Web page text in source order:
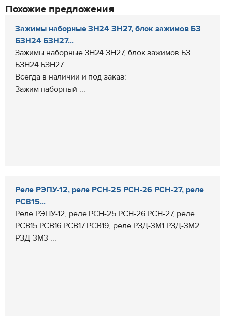
Похожие предложения
Зажимы наборные ЗН24 ЗН27, блок зажимов БЗ
БЗН24 БЗН27...
Зажимы наборные ЗН24 ЗН27, блок зажимов БЗ
БЗН24 БЗН27
Всегда в наличии и под заказ:
Зажим наборный ...
Реле РЭПУ-12, реле РСН-25 РСН-26 РСН-27, реле
РСВ15...
Реле РЭПУ-12, реле РСН-25 РСН-26 РСН-27, реле
РСВ15 РСВ16 РСВ17 РСВ19, реле РЗД-3М1 РЗД-3М2
РЗД-3М3 ...